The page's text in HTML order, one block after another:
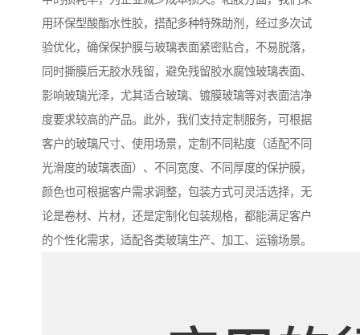
用环保型酸酯水性胶，搭配多种特殊助剂，经过多次试
验优化，确保保护膜与玻璃表面紧密贴合，不易脱落，
同时撕膜后无胶水残留，避免残留胶水腐蚀玻璃表面、
影响玻璃光泽，尤其适合玻璃、镀膜玻璃等对表面洁净
度要求较高的产品。此外，我们支持定制服务，可根据
客户的玻璃尺寸、使用场景，定制不同粘度（适配不同
光滑度的玻璃表面）、不同宽度、不同厚度的保护膜，
颜色也可根据客户需求调整，包装方式可灵活选择，无
论是卷材、片材，还是定制化包装规格，都能满足客户
的个性化需求，适配各类玻璃生产、加工、运输场景。